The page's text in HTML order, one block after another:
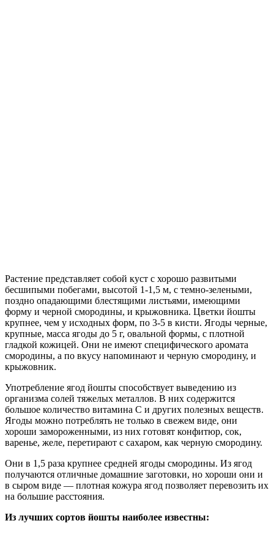
Растение представляет собой куст с хорошо развитыми
бесшипыми побегами, высотой 1-1,5 м, с темно-зелеными,
поздно опадающими блестящими листьями, имеющими
форму и черной смородины, и крыжовника. Цветки йошты
крупнее, чем у исходных форм, по 3-5 в кисти. Ягоды черные,
крупные, масса ягоды до 5 г, овальной формы, с плотной
гладкой кожицей. Они не имеют специфического аромата
смородины, а по вкусу напоминают и черную смородину, и
крыжовник.
Употребление ягод йошты способствует выведению из
организма солей тяжелых металлов. В них содержится
большое количество витамина С и других полезных веществ.
Ягоды можно потреблять не только в свежем виде, они
хороши замороженными, из них готовят конфитюр, сок,
варенье, желе, перетирают с сахаром, как черную смородину.
Они в 1,5 раза крупнее средней ягоды смородины. Из ягод
получаются отличные домашние заготовки, но хороши они и
в сыром виде — плотная кожура ягод позволяет перевозить их
на большие расстояния.
Из лучших сортов йошты наиболее известны: